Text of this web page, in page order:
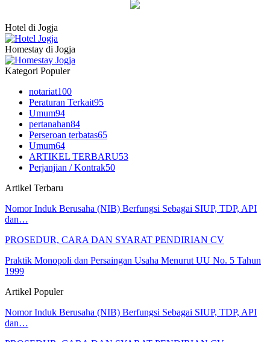
Hotel di Jogja
Homestay di Jogja
Kategori Populer
notariat100
Peraturan Terkait95
Umum94
pertanahan84
Perseroan terbatas65
Umum64
ARTIKEL TERBARU53
Perjanjian / Kontrak50
Artikel Terbaru
Nomor Induk Berusaha (NIB) Berfungsi Sebagai SIUP, TDP, API
dan…
PROSEDUR, CARA DAN SYARAT PENDIRIAN CV
Praktik Monopoli dan Persaingan Usaha Menurut UU No. 5 Tahun
1999
Artikel Populer
Nomor Induk Berusaha (NIB) Berfungsi Sebagai SIUP, TDP, API
dan…